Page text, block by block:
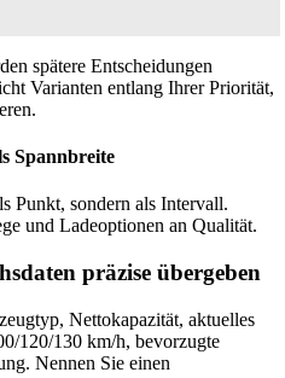
spätere Entscheidungen
Varianten entlang Ihrer Priorität,
Spannbreite
Punkt, sondern als Intervall.
und Ladeoptionen an Qualität.
präzise übergeben
Nettokapazität, aktuelles
120/130 km/h, bevorzugte
Nennen Sie einen